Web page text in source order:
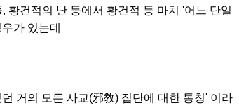
황건적의 난 등에서 황건적 등 마치 '어느 단일
가 있는데
거의 모든 사교(邪敎) 집단에 대한 통칭' 이라